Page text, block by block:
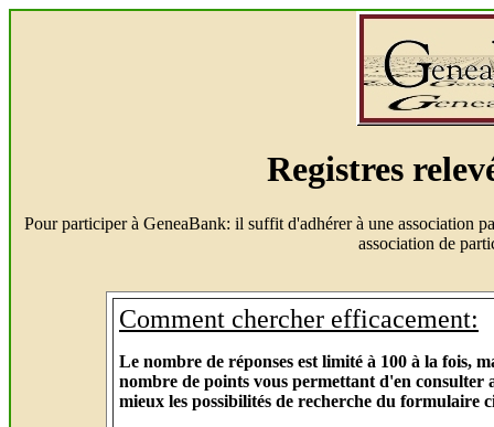
Registres
Pour participer à GeneaBank: il suffit d'adhérer à une association
association de
Comment chercher efficacement:
Le nombre de réponses est limité à 100 à la fois,
nombre de points vous permettant d'en
mieux les possibilités de recherche du formulaire